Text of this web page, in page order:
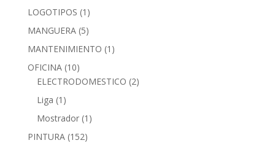
LOGOTIPOS (1)
MANGUERA (5)
MANTENIMIENTO (1)
OFICINA (10)
ELECTRODOMESTICO (2)
Liga (1)
Mostrador (1)
PINTURA (152)